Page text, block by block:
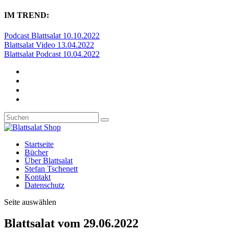
IM TREND:
Podcast Blattsalat 10.10.2022
Blattsalat Video 13.04.2022
Blattsalat Podcast 10.04.2022
Startseite
Bücher
Über Blattsalat
Stefan Tschenett
Kontakt
Datenschutz
Seite auswählen
Blattsalat vom 29.06.2022